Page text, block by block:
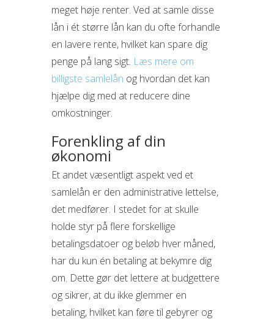
meget høje renter. Ved at samle disse
lån i ét større lån kan du ofte forhandle
en lavere rente, hvilket kan spare dig
penge på lang sigt. Læs mere om
billigste samlelån og hvordan det kan
hjælpe dig med at reducere dine
omkostninger.
Forenkling af din
økonomi
Et andet væsentligt aspekt ved et
samlelån er den administrative lettelse,
det medfører. I stedet for at skulle
holde styr på flere forskellige
betalingsdatoer og beløb hver måned,
har du kun én betaling at bekymre dig
om. Dette gør det lettere at budgettere
og sikrer, at du ikke glemmer en
betaling, hvilket kan føre til gebyrer og